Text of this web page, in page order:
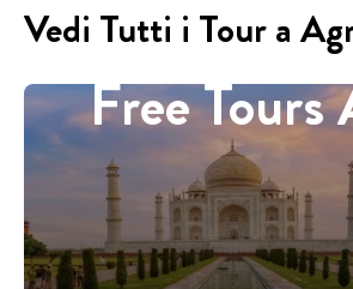
Vedi Tutti i Tour a
Free Tours